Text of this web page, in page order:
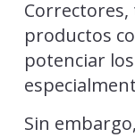
productos
potenciar
Sin embargo,